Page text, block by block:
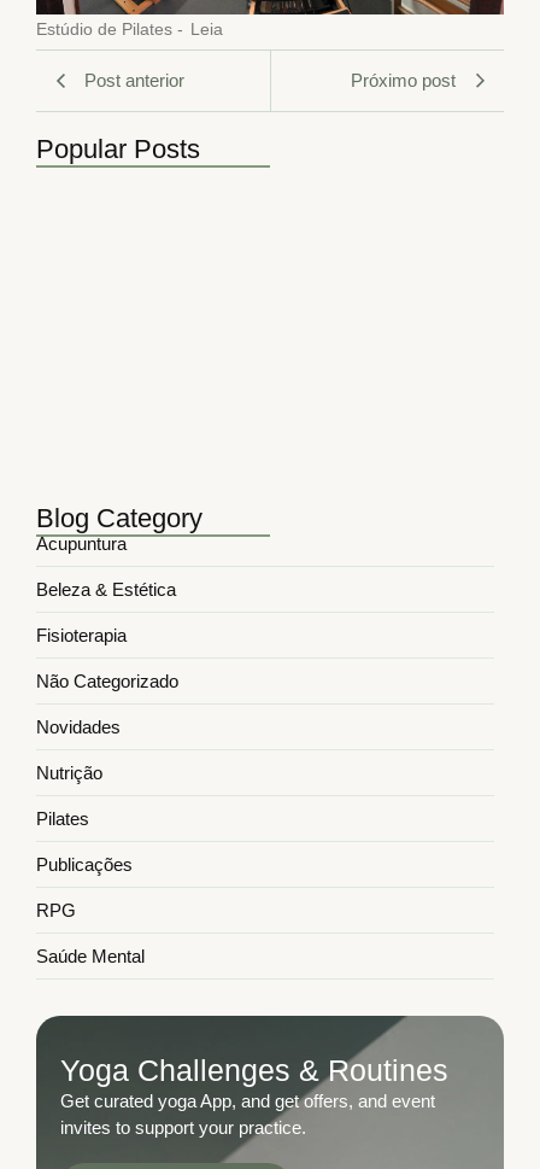
Estúdio de Pilates - Leia
Post anterior Próximo post
Popular Posts
Blog Category
Acupuntura
Beleza & Estética
Fisioterapia
Não Categorizado
Novidades
Nutrição
Pilates
Publicações
RPG
Saúde Mental
Yoga Challenges & Routines
Get curated yoga App, and get offers, and event
invites to support your practice.